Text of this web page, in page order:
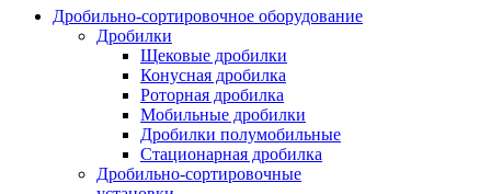
Дробильно-сортировочное оборудование
Дробилки
Щековые дробилки
Конусная дробилка
Роторная дробилка
Мобильные дробилки
Дробилки полумобильные
Стационарная дробилка
Дробильно-сортировочные